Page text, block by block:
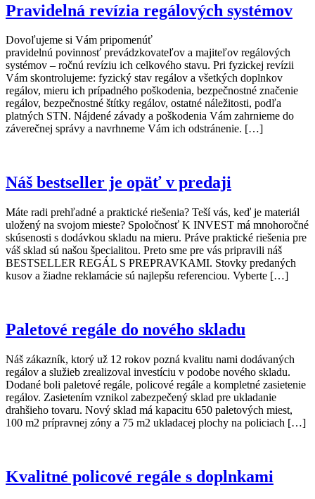
Pravidelná revízia regálových systémov
Dovoľujeme si Vám pripomenúť
pravidelnú povinnosť prevádzkovateľov a majiteľov regálových
systémov – ročnú revíziu ich celkového stavu. Pri fyzickej revízii
Vám skontrolujeme: fyzický stav regálov a všetkých doplnkov
regálov, mieru ich prípadného poškodenia, bezpečnostné značenie
regálov, bezpečnostné štítky regálov, ostatné náležitosti, podľa
platných STN. Nájdené závady a poškodenia Vám zahrnieme do
záverečnej správy a navrhneme Vám ich odstránenie. […]
Náš bestseller je opäť v predaji
Máte radi prehľadné a praktické riešenia? Teší vás, keď je materiál
uložený na svojom mieste? Spoločnosť K INVEST má mnohoročné
skúsenosti s dodávkou skladu na mieru. Práve praktické riešenia pre
váš sklad sú našou špecialitou. Preto sme pre vás pripravili náš
BESTSELLER REGÁL S PREPRAVKAMI. Stovky predaných
kusov a žiadne reklamácie sú najlepšu referenciou. Vyberte […]
Paletové regále do nového skladu
Náš zákazník, ktorý už 12 rokov pozná kvalitu nami dodávaných
regálov a služieb zrealizoval investíciu v podobe nového skladu.
Dodané boli paletové regále, policové regále a kompletné zasietenie
regálov. Zasietením vznikol zabezpečený sklad pre ukladanie
drahšieho tovaru. Nový sklad má kapacitu 650 paletových miest,
100 m2 prípravnej zóny a 75 m2 ukladacej plochy na policiach […]
Kvalitné policové regále s doplnkami